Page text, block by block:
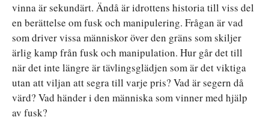
vinna är sekundärt. Ändå är idrottens historia till viss del
en berättelse om fusk och manipulering. Frågan är vad
som driver vissa människor över den gräns som skiljer
ärlig kamp från fusk och manipulation. Hur går det till
när det inte längre är tävlingsglädjen som är det viktiga
utan att viljan att segra till varje pris? Vad är segern då
värd? Vad händer i den människa som vinner med hjälp
av fusk?